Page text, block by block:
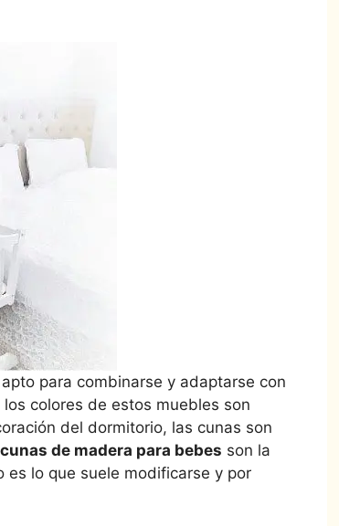
para combinarse y adaptarse con
colores de estos muebles son
del dormitorio, las cunas son
cunas de madera para bebes son la
lo que suele modificarse y por